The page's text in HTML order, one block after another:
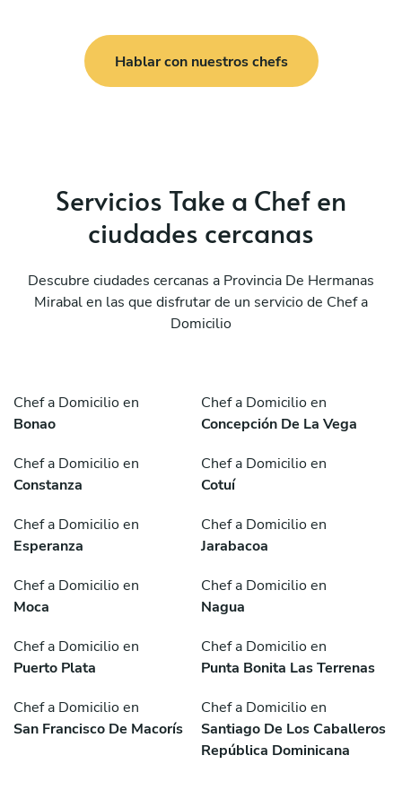
Hablar con nuestros chefs
Servicios Take a Chef en
ciudades cercanas
Descubre ciudades cercanas a Provincia De Hermanas
Mirabal en las que disfrutar de un servicio de Chef a
Domicilio
Chef a Domicilio en
Bonao
Chef a Domicilio en
Concepción De La Vega
Chef a Domicilio en
Constanza
Chef a Domicilio en
Cotuí
Chef a Domicilio en
Esperanza
Chef a Domicilio en
Jarabacoa
Chef a Domicilio en
Moca
Chef a Domicilio en
Nagua
Chef a Domicilio en
Puerto Plata
Chef a Domicilio en
Punta Bonita Las Terrenas
Chef a Domicilio en
San Francisco De Macorís
Chef a Domicilio en
Santiago De Los Caballeros
República Dominicana